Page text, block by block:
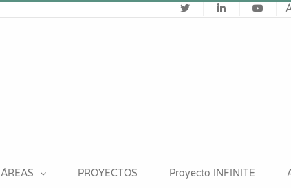
ÁREAS PROYECTOS Proyecto INFINITE